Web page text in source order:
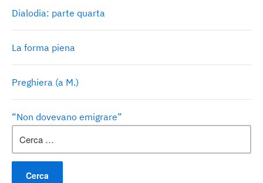
Dialodia: parte quarta
La forma piena
Preghiera (a M.)
“Non dovevano emigrare”
per: